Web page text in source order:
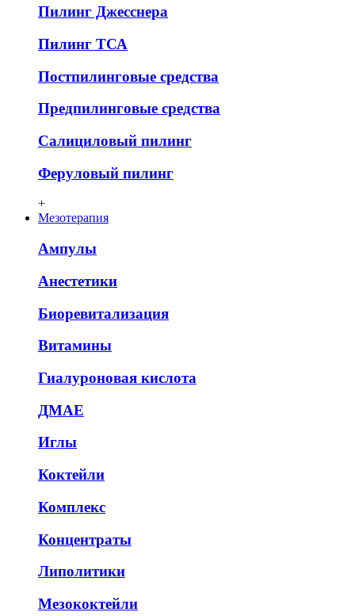
Пилинг Джесснера
Пилинг ТСА
Постпилинговые средства
Предпилинговые средства
Салициловый пилинг
Феруловый пилинг
+
Мезотерапия
Ампулы
Анестетики
Биоревитализация
Витамины
Гиалуроновая кислота
ДМАЕ
Иглы
Коктейли
Комплекс
Концентраты
Липолитики
Мезококтейли